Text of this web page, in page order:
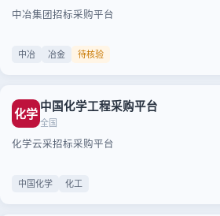
中冶集团招标采购平台
中冶 冶金 待核验
化学 中国化学工程采购平台
全国
化学云采招标采购平台
中国化学 化工